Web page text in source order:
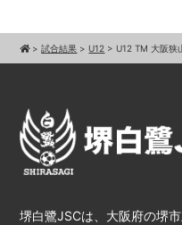
>試合結果 > U12 > U12 TM 大阪狭
堺白鷺JSCは、大阪府の堺